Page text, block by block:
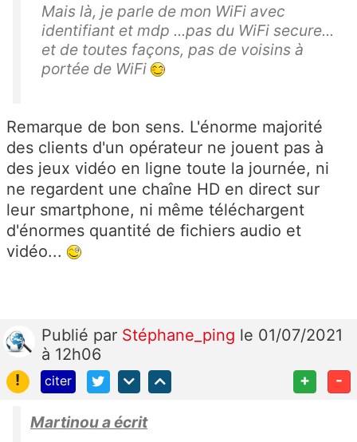
Mais là, je parle de mon WiFi avec
identifiant et mdp ...pas du WiFi secure...
et de toutes façons, pas de voisins à
portée de WiFi
Remarque de bon sens. L'énorme majorité
des clients d'un opérateur ne jouent pas à
des jeux vidéo en ligne toute la journée, ni
ne regardent une chaîne HD en direct sur
leur smartphone, ni même téléchargent
d'énormes quantité de fichiers audio et
vidéo...
Publié par Stéphane_ping le 01/07/2021
à 12h06
!
citer + -
Martinou a écrit